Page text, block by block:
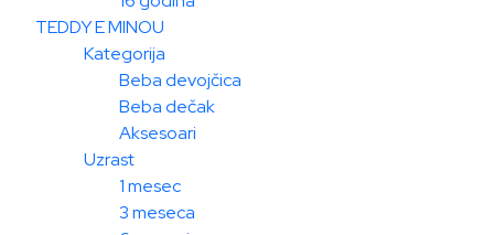
TEDDY E MINOU
Kategorija
Beba devojčica
Beba dečak
Aksesoari
Uzrast
1 mesec
3 meseca